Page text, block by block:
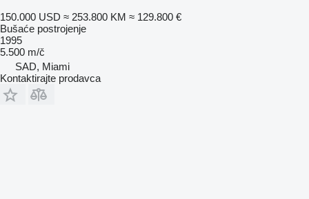
150.000 USD ≈ 253.800 KM ≈ 129.800 €
Bušaće postrojenje
1995
5.500 m/č
SAD, Miami
Kontaktirajte prodavca